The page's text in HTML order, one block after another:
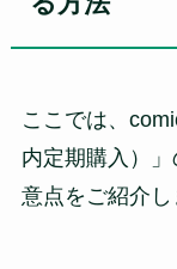
ここでは、
内定期購入）
意点をご紹介し